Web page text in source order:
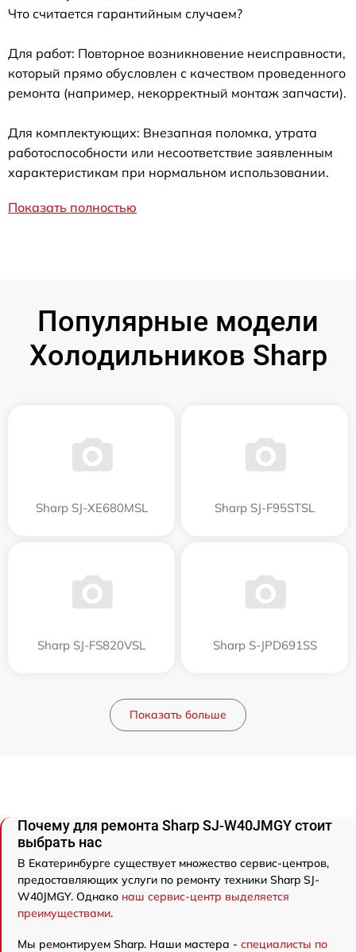
Что считается гарантийным случаем?
Для работ: Повторное возникновение неисправности,
который прямо обусловлен с качеством проведенного
ремонта (например, некорректный монтаж запчасти).
Для комплектующих: Внезапная поломка, утрата
работоспособности или несоответствие заявленным
характеристикам при нормальном использовании.
Показать полностью
Популярные модели
Холодильников Sharp
Sharp SJ-XE680MSL Sharp SJ-F95STSL
Sharp SJ-FS820VSL Sharp S-JPD691SS
Показать больше
Почему для ремонта Sharp SJ-W40JMGY стоит
выбрать нас
В Екатеринбурге существует множество сервис-центров,
предоставляющих услуги по ремонту техники Sharp SJ-
W40JMGY. Однако наш сервис-центр выделяется
преимуществами.
Мы ремонтируем Sharp. Наши мастера - специалисты по